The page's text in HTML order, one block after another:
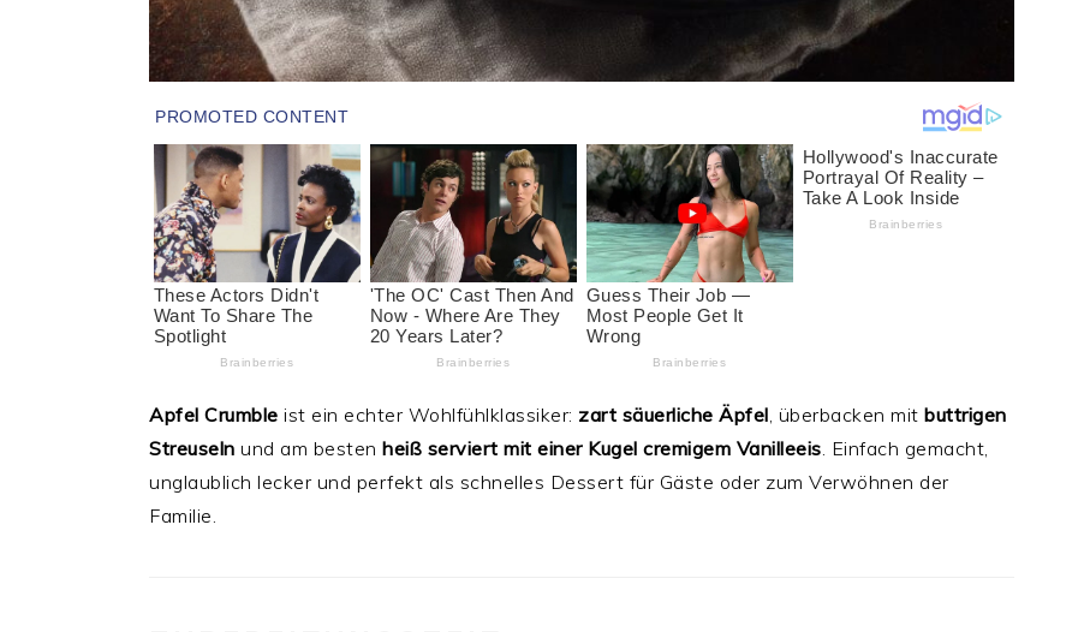
Apfel Crumble ist ein echter Wohlfühlklassiker: zart säuerliche Äpfel, überbacken mit buttrigen
Streuseln und am besten heiß serviert mit einer Kugel cremigem Vanilleeis. Einfach gemacht,
unglaublich lecker und perfekt als schnelles Dessert für Gäste oder zum Verwöhnen der
Familie.